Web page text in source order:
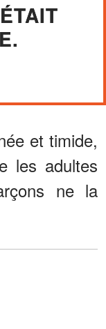
et timide,
les adultes
ne la